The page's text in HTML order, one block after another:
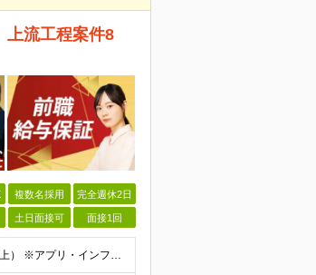
上流工程案件8
複数名採用 完全週休2日
土日面接可 面接1回
＜学歴不問・第二新卒歓迎・ブランクOK＞ ◆IT業界での実務経験（2年以上） ※アプリ・インフラ等の領域は不問 【歓迎条件】 ◎コンサルティングファームでの実務経験 ◎SIにおける上流工程